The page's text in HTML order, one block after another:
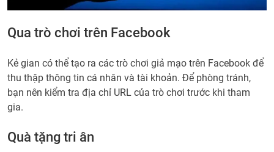
Qua trò chơi trên Facebook
Kẻ gian có thể tạo ra các trò chơi giả mạo trên Facebook để
thu thập thông tin cá nhân và tài khoản. Để phòng tránh,
bạn nên kiểm tra địa chỉ URL của trò chơi trước khi tham
gia.
Quà tặng tri ân